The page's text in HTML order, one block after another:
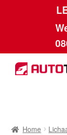
Skip
to
Skip
to
Home